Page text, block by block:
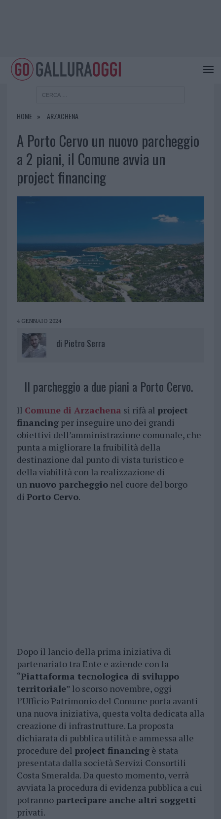
HOME ARZACHENA
A Porto Cervo un nuovo parcheggio
a 2 piani, il Comune avvia un
project financing
4 GENNAIO 2024
di Pietro Serra
Il parcheggio a due piani a Porto Cervo.
Il Comune di Arzachena si rifà al project
financingper inseguire uno dei grandi
obiettivi dell’amministrazione comunale, che
punta a migliorare la fruibilità della
destinazione dal punto di vista turistico e
della viabilità con la realizzazione di
un nuovo parcheggionel cuore del borgo
di Porto Cervo.
Dopo il lancio della prima iniziativa di
partenariato tra Ente e aziende con la
“Piattaforma tecnologica di sviluppo
territoriale” lo scorso novembre, oggi
l’Ufficio Patrimonio del Comune porta avanti
una nuova iniziativa, questa volta dedicata alla
creazione di infrastrutture. La proposta
dichiarata di pubblica utilità e ammessa alle
procedure del project financingè stata
presentata dalla società Servizi Consortili
Costa Smeralda. Da questo momento, verrà
avviata la procedura di evidenza pubblica a cui
potranno partecipare anche altri soggetti
privati.